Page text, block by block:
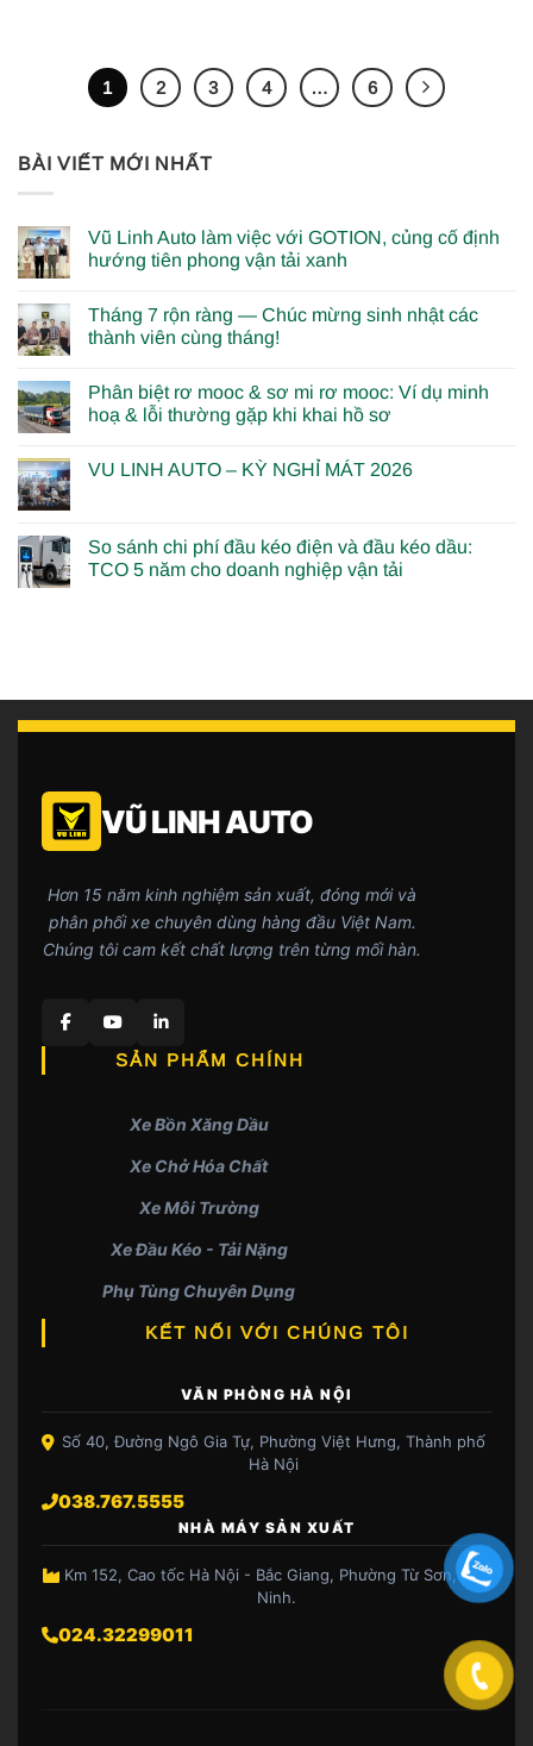
1 2 3 4 … 6
BÀI VIẾT MỚI NHẤT
Vũ Linh Auto làm việc với GOTION, củng cố định
hướng tiên phong vận tải xanh
Tháng 7 rộn ràng — Chúc mừng sinh nhật các
thành viên cùng tháng!
Phân biệt rơ mooc & sơ mi rơ mooc: Ví dụ minh
hoạ & lỗi thường gặp khi khai hồ sơ
VU LINH AUTO – KỲ NGHỈ MÁT 2026
So sánh chi phí đầu kéo điện và đầu kéo dầu:
TCO 5 năm cho doanh nghiệp vận tải
VŨ LINH AUTO
Hơn 15 năm kinh nghiệm sản xuất, đóng mới và
phân phối xe chuyên dùng hàng đầu Việt Nam.
Chúng tôi cam kết chất lượng trên từng mối hàn.
SẢN PHẨM CHÍNH
Xe Bồn Xăng Dầu
Xe Chở Hóa Chất
Xe Môi Trường
Xe Đầu Kéo - Tải Nặng
Phụ Tùng Chuyên Dụng
KẾT NỐI VỚI CHÚNG TÔI
VĂN PHÒNG HÀ NỘI
Số 40, Đường Ngô Gia Tự, Phường Việt Hưng, Thành phố
Hà Nội
038.767.5555
NHÀ MÁY SẢN XUẤT
Km 152, Cao tốc Hà Nội - Bắc Giang, Phường Từ Sơn, Bắc
Ninh.
024.32299011